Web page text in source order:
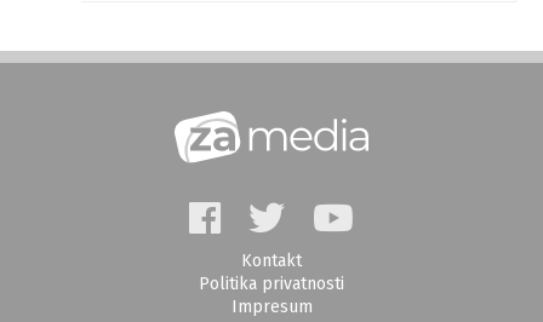
Kontakt
Politika privatnosti
Impresum